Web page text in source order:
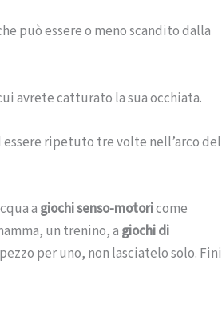
può essere o meno scandito dalla
avrete catturato la sua occhiata.
ripetuto tre volte nell’arco
a giochi senso-motoricome
un trenino, a giochi di
per uno, non lasciatelo solo.